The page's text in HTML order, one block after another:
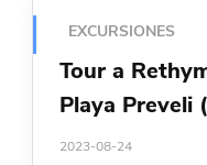
EXCURSIONES
Tour a
Playa Preveli
2023-08-24